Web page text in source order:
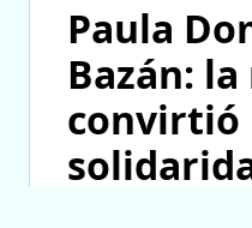
Paula
Bazán:
convirtió